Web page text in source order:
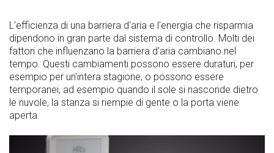
L'efficienza di una barriera d'aria e l'energia che risparmia
dipendono in gran parte dal sistema di controllo. Molti dei
fattori che influenzano la barriera d'aria cambiano nel
tempo. Questi cambiamenti possono essere duraturi, per
esempio per un'intera stagione, o possono essere
temporanei, ad esempio quando il sole si nasconde dietro
le nuvole, la stanza si riempie di gente o la porta viene
aperta.